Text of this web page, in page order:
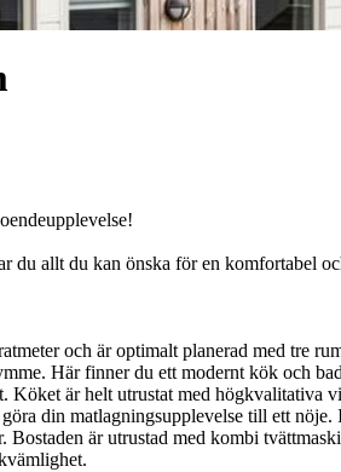
du allt du kan önska för en komfortabel
och är optimalt planerad med tre
Här finner du ett modernt kök och
Köket är helt utrustat med högkvalitativa
din matlagningsupplevelse till ett
Bostaden är utrustad med kombi